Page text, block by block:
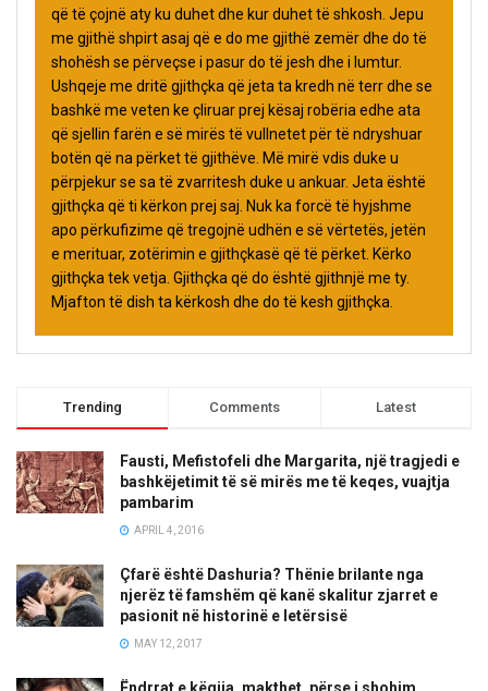
që të çojnë aty ku duhet dhe kur duhet të shkosh. Jepu
me gjithë shpirt asaj që e do me gjithë zemër dhe do të
shohësh se përveçse i pasur do të jesh dhe i lumtur.
Ushqeje me dritë gjithçka që jeta ta kredh në terr dhe se
bashkë me veten ke çliruar prej kësaj robëria edhe ata
që sjellin farën e së mirës të vullnetet për të ndryshuar
botën që na përket të gjithëve. Më mirë vdis duke u
përpjekur se sa të zvarritesh duke u ankuar. Jeta është
gjithçka që ti kërkon prej saj. Nuk ka forcë të hyjshme
apo përkufizime që tregojnë udhën e së vërtetës, jetën
e merituar, zotërimin e gjithçkasë që të përket. Kërko
gjithçka tek vetja. Gjithçka që do është gjithnjë me ty.
Mjafton të dish ta kërkosh dhe do të kesh gjithçka.
Trending Comments Latest
Fausti, Mefistofeli dhe Margarita, një tragjedi e
bashkëjetimit të së mirës me të keqes, vuajtja
pambarim
APRIL 4, 2016
Çfarë është Dashuria? Thënie brilante nga
njerëz të famshëm që kanë skalitur zjarret e
pasionit në historinë e letërsisë
MAY 12, 2017